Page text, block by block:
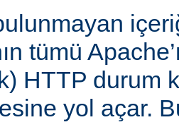
tümü
HTTP durum
yol açar.